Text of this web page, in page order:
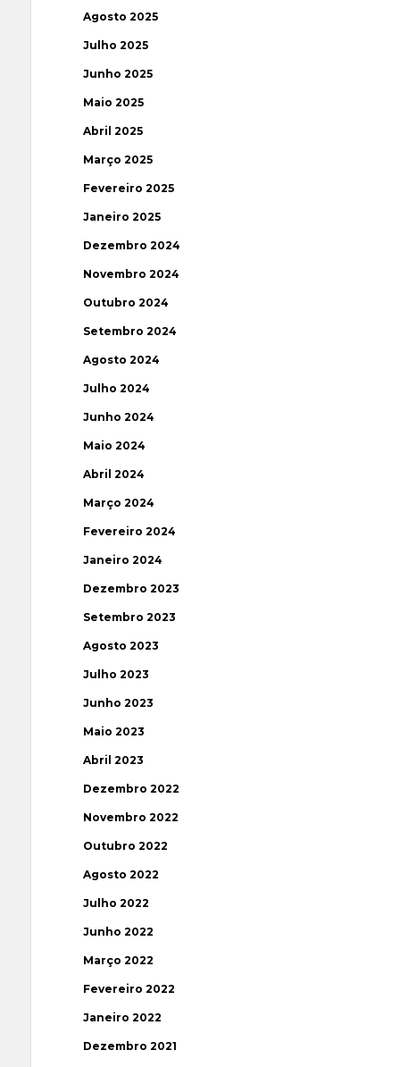
Agosto 2025
Julho 2025
Junho 2025
Maio 2025
Abril 2025
Março 2025
Fevereiro 2025
Janeiro 2025
Dezembro 2024
Novembro 2024
Outubro 2024
Setembro 2024
Agosto 2024
Julho 2024
Junho 2024
Maio 2024
Abril 2024
Março 2024
Fevereiro 2024
Janeiro 2024
Dezembro 2023
Setembro 2023
Agosto 2023
Julho 2023
Junho 2023
Maio 2023
Abril 2023
Dezembro 2022
Novembro 2022
Outubro 2022
Agosto 2022
Julho 2022
Junho 2022
Março 2022
Fevereiro 2022
Janeiro 2022
Dezembro 2021